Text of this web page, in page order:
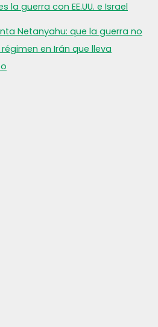
la guerra con EE.UU. e Israel
Netanyahu: que la guerra no
en Irán que lleva